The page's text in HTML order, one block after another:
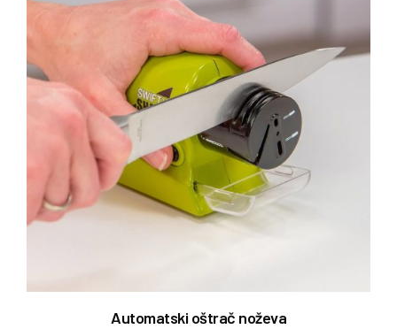
Automatski oštrač noževa